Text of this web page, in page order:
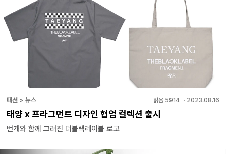
패션 > 뉴스 읽음 5914 ・ 2023.08.16
태양 x 프라그먼트 디자인 협업 컬렉션 출시
번개와 함께 그려진 더블랙레이블 로고